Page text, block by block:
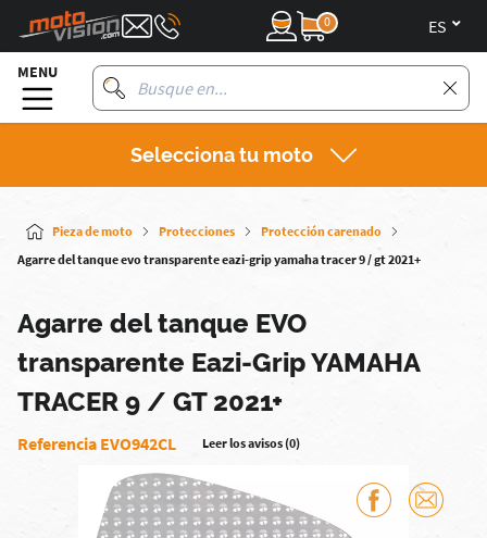
0
MENU
Selecciona tu moto
Pieza de moto Protecciones
Protección carenado
Agarre del tanque evo transparente eazi-grip yamaha tracer 9 / gt 2021+
Agarre del tanque EVO
transparente Eazi-Grip YAMAHA
TRACER 9 / GT 2021+
Referencia EVO942CL Leer los avisos (0)